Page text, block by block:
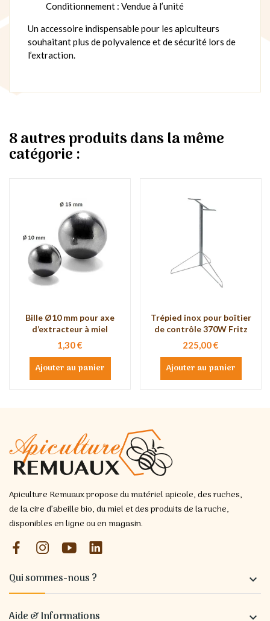
Conditionnement : Vendue à l’unité
Un accessoire indispensable pour les apiculteurs
souhaitant plus de polyvalence et de sécurité lors de
l’extraction.
8 autres produits dans la même
catégorie :
Bille Ø10 mm pour axe
d’extracteur à miel
1,30 €
Ajouter au panier
Trépied inox pour boîtier
de contrôle 370W Fritz
225,00 €
Ajouter au panier
Apiculture Remuaux propose du matériel apicole, des ruches,
de la cire d’abeille bio, du miel et des produits de la ruche,
disponibles en ligne ou en magasin.
Qui sommes-nous ? 
Aide & Informations 